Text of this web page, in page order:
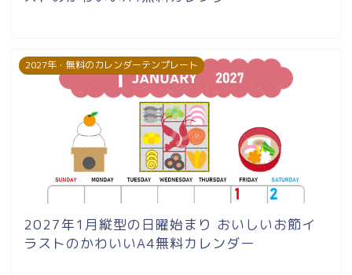
2027年・無料のカレンダーテンプレート
2027年1月縦型の日曜始まり おいしいお節イ
ラストのかわいいA4無料カレンダー